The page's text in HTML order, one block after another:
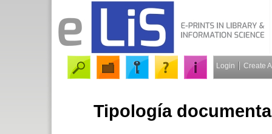
Login Create
Tipología